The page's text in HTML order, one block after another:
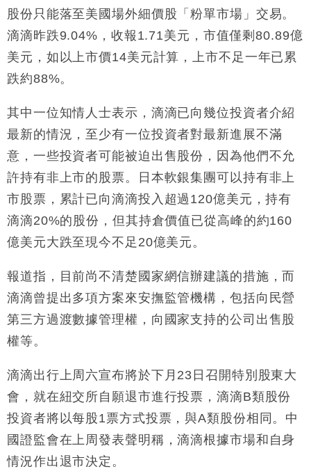
股份只能落至美國場外細價股「粉單市場」交易。
滴滴昨跌9.04%，收報1.71美元，市值僅剩80.89億
美元，如以上市價14美元計算，上市不足一年已累
跌約88%。
其中一位知情人士表示，滴滴已向幾位投資者介紹
最新的情況，至少有一位投資者對最新進展不滿
意，一些投資者可能被迫出售股份，因為他們不允
許持有非上市的股票。日本軟銀集團可以持有非上
市股票，累計已向滴滴投入超過120億美元，持有
滴滴20%的股份，但其持倉價值已從高峰的約160
億美元大跌至現今不足20億美元。
報道指，目前尚不清楚國家網信辦建議的措施，而
滴滴曾提出多項方案來安撫監管機構，包括向民營
第三方過渡數據管理權，向國家支持的公司出售股
權等。
滴滴出行上周六宣布將於下月23日召開特別股東大
會，就在紐交所自願退市進行投票，滴滴B類股份
投資者將以每股1票方式投票，與A類股份相同。中
國證監會在上周發表聲明稱，滴滴根據市場和自身
情況作出退市決定。